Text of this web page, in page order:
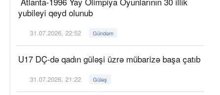
yubileyi qeyd olunub
31.07.2026, 22:52 Gündəm
U17 DÇ-də qadın güləşi üzrə mübarizə başa çatıb
31.07.2026, 21:22 Güləş